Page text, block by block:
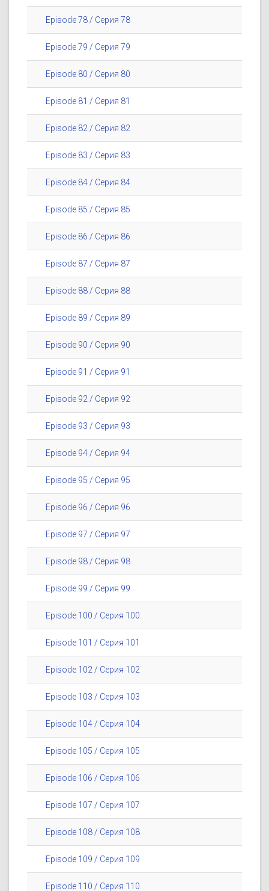
Episode 78 / Серия 78
Episode 79 / Серия 79
Episode 80 / Серия 80
Episode 81 / Серия 81
Episode 82 / Серия 82
Episode 83 / Серия 83
Episode 84 / Серия 84
Episode 85 / Серия 85
Episode 86 / Серия 86
Episode 87 / Серия 87
Episode 88 / Серия 88
Episode 89 / Серия 89
Episode 90 / Серия 90
Episode 91 / Серия 91
Episode 92 / Серия 92
Episode 93 / Серия 93
Episode 94 / Серия 94
Episode 95 / Серия 95
Episode 96 / Серия 96
Episode 97 / Серия 97
Episode 98 / Серия 98
Episode 99 / Серия 99
Episode 100 / Серия 100
Episode 101 / Серия 101
Episode 102 / Серия 102
Episode 103 / Серия 103
Episode 104 / Серия 104
Episode 105 / Серия 105
Episode 106 / Серия 106
Episode 107 / Серия 107
Episode 108 / Серия 108
Episode 109 / Серия 109
Episode 110 / Серия 110